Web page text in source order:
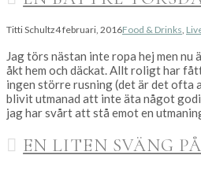
Titti Schultz4 februari, 2016Food & Drinks,
Jag törs nästan inte ropa hej men
åkt hem och däckat. Allt roligt har
ingen större rusning (det är det ofta
blivit utmanad att inte äta något
jag har svårt att stå emot en
EN LITEN SVÄNG